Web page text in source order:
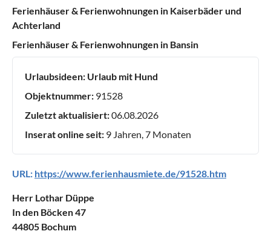
Ferienhäuser & Ferienwohnungen in Kaiserbäder und
Achterland
Ferienhäuser & Ferienwohnungen in Bansin
Urlaubsideen: Urlaub mit Hund
Objektnummer: 91528
Zuletzt aktualisiert:06.08.2026
Inserat online seit: 9 Jahren, 7 Monaten
URL: https://www.ferienhausmiete.de/91528.htm
Herr Lothar Düppe
In den Böcken 47
44805 Bochum